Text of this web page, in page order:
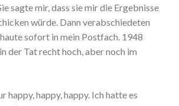
sagte mir, dass sie mir die Ergebnisse
würde. Dann verabschiedeten
sofort in mein Postfach. 1948
der Tat recht hoch, aber noch im
happy, happy, happy. Ich hatte es